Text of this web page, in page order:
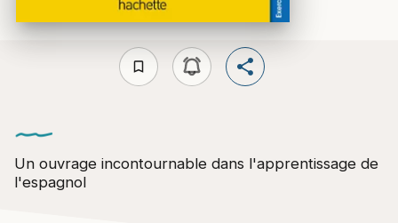
bookmark_border
Un ouvrage incontournable dans l'apprentissage de
l'espagnol